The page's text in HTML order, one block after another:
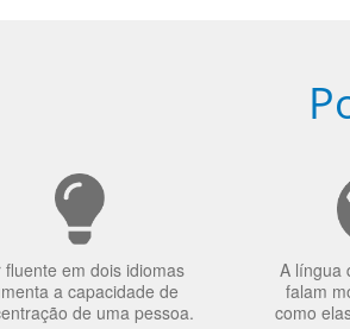
fluente em dois idiomas
a capacidade de
de uma pessoa.
A língua
falam
como